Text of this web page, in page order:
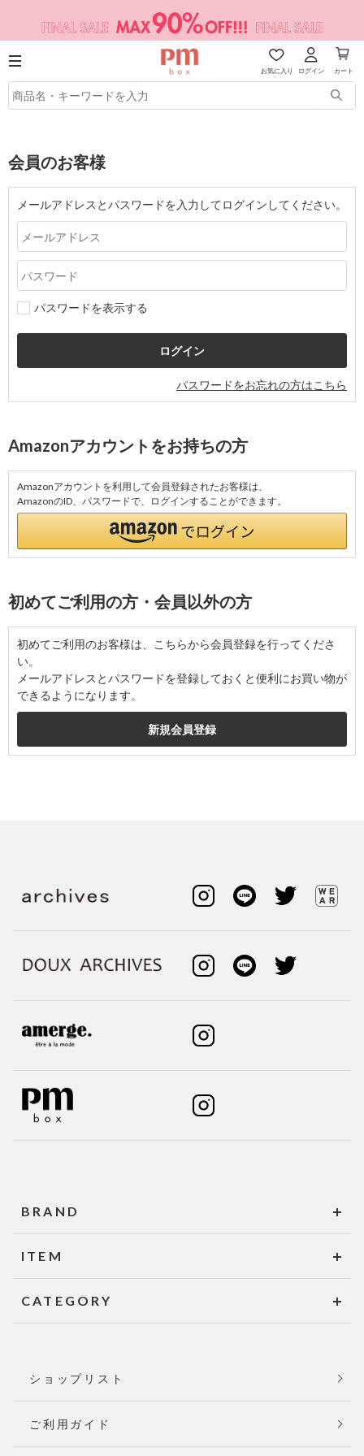
お気に入り ログイン カート
会員のお客様
メールアドレスとパスワードを入力してログインしてください。
パスワードを表示する
パスワードをお忘れの方はこちら
Amazonアカウントをお持ちの方
Amazonアカウントを利用して会員登録されたお客様は、
AmazonのID、パスワードで、ログインすることができます。
初めてご利用の方・会員以外の方
初めてご利用のお客様は、こちらから会員登録を行ってくださ
い。
メールアドレスとパスワードを登録しておくと便利にお買い物が
できるようになります。
BRAND
ITEM
CATEGORY
ショップリスト
ご利用ガイド